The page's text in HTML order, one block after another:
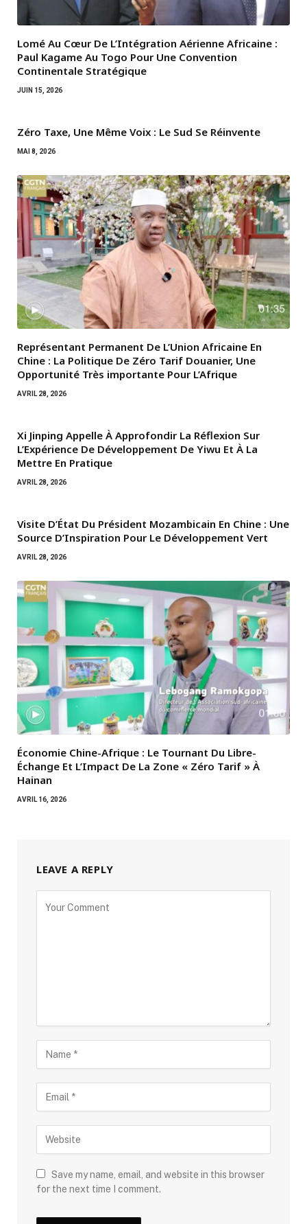
Lomé Au Cœur De L’Intégration Aérienne Africaine :
Paul Kagame Au Togo Pour Une Convention
Continentale Stratégique
JUIN 15, 2026
Zéro Taxe, Une Même Voix : Le Sud Se Réinvente
MAI 8, 2026
Représentant Permanent De L’Union Africaine En
Chine : La Politique De Zéro Tarif Douanier, Une
Opportunité Très importante Pour L’Afrique
AVRIL 28, 2026
Xi Jinping Appelle À Approfondir La Réflexion Sur
L’Expérience De Développement De Yiwu Et À La
Mettre En Pratique
AVRIL 28, 2026
Visite D’État Du Président Mozambicain En Chine : Une
Source D’Inspiration Pour Le Développement Vert
AVRIL 28, 2026
Économie Chine-Afrique : Le Tournant Du Libre-
Échange Et L’Impact De La Zone « Zéro Tarif » À
Hainan
AVRIL 16, 2026
LEAVE A REPLY
Save my name, email, and website in this browser
for the next time I comment.